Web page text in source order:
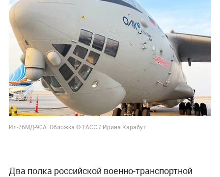
Ил-76МД-90А. Обложка © ТАСС / Ирина Карабут
Два полка российской военно-транспортной